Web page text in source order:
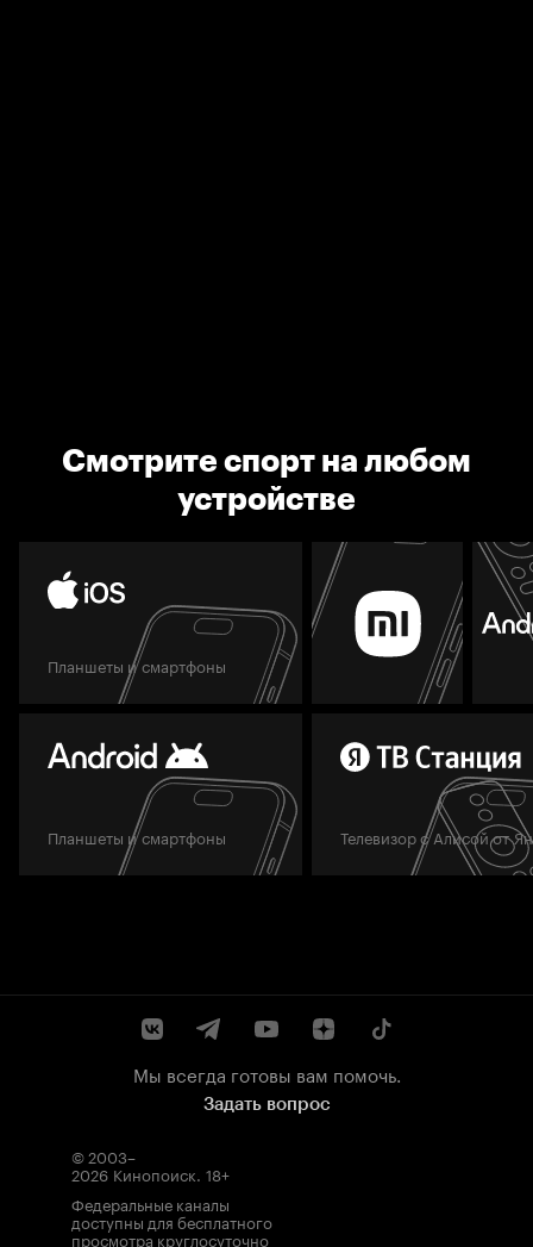
Смотрите спорт на любом
устройстве
Планшеты и смартфоны
Планшеты и смартфоны Телевизор с Алисой от
Мы всегда готовы вам помочь.
Задать вопрос
© 2003–
2026 Кинопоиск. 18+
Федеральные каналы
доступны для бесплатного
просмотра круглосуточно